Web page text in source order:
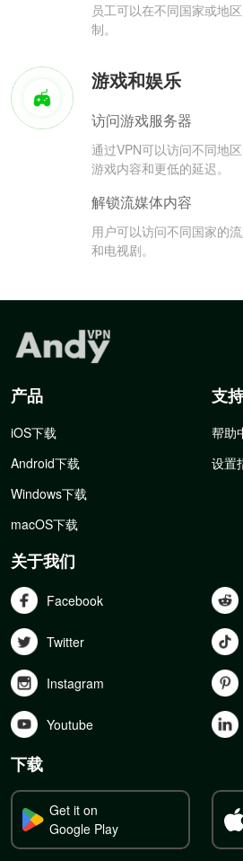
员工可以在不同国家或地
制。
游戏和娱乐
访问游戏服务器
通过VPN可以访问不同地
游戏内容和更低的延迟。
解锁流媒体内容
用户可以访问不同国家的
和电视剧。
产品
iOS下载
Android下载
Windows下载
macOS下载
支持
帮助
设置
关于我们
Facebook
Twitter
Instagram
Youtube
下载
Get it on
Google Play